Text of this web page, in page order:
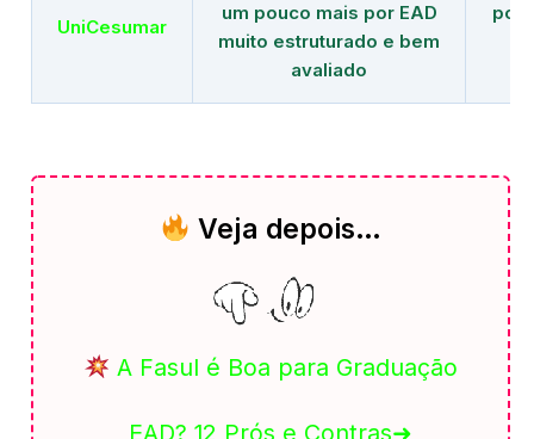
UniCesumar
um pouco mais por EAD
muito estruturado e bem
avaliado
Veja depois…
A Fasul é Boa para Graduação
EAD? 12 Prós e Contras➜